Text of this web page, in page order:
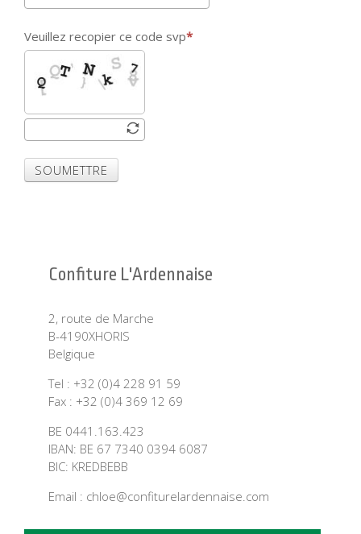
Veuillez recopier ce code svp
SOUMETTRE
Confiture L'Ardennaise
2, route de Marche
B-4190XHORIS
Belgique
Tel : +32 (0)4 228 91 59
Fax : +32 (0)4 369 12 69
BE 0441.163.423
IBAN: BE 67 7340 0394 6087
BIC: KREDBEBB
Email : chloe@confiturelardennaise.com